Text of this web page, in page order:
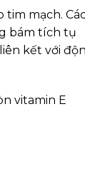
tim mạch.
bám tích tụ
kết với
vitamin E